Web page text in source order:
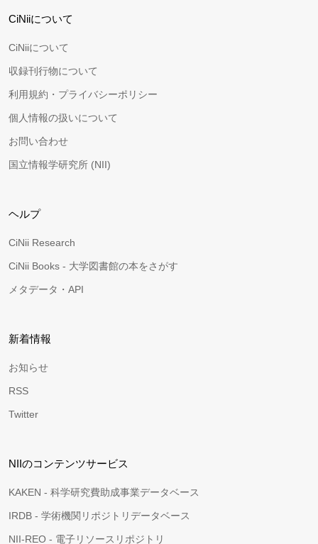
CiNiiについて
CiNiiについて
収録刊行物について
利用規約・プライバシーポリシー
個人情報の扱いについて
お問い合わせ
国立情報学研究所 (NII)
ヘルプ
CiNii Research
CiNii Books - 大学図書館の本をさがす
メタデータ・API
新着情報
お知らせ
RSS
Twitter
NIIのコンテンツサービス
KAKEN - 科学研究費助成事業データベース
IRDB - 学術機関リポジトリデータベース
NII-REO - 電子リソースリポジトリ